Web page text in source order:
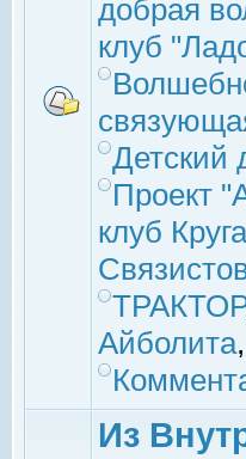
добрая
клуб
Проект
клуб Круга
ТРАКТОР
Айболита,
Из